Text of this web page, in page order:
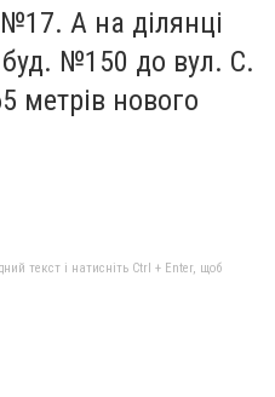
А на ділянці
№150 до вул. С.
метрів нового
текст і натисніть Ctrl + Enter, щоб